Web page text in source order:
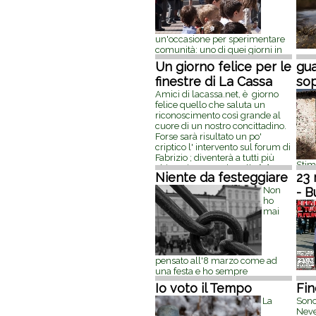
il[...]
un'occasione per sperimentare
comunità: uno di quei giorni in
cui ci si ritrova a festeggiare 'tra
le autorità civili e religiose', una
delle occasioni che dànno
senso al vivere in un piccolo
paese come La Cassa dove quasi
tutti si[...]27 aprile 2013, 15:20
un
un
[...]
Un giorno felice per le
finestre di La Cassa
Amici di lacassa.net, è giorno
felice quello che saluta un
riconoscimento così grande al
cuore di un nostro concittadino.
Forse sarà risultato un po'
criptico l' intervento sul forum di
Fabrizio ; diventerà a tutti più
chiaro riscoprendo nella[...]19
marzo 2013, 22:16
di
fin
miei
Niente da festeggiare
Non
ho
mai
pensato all'8 marzo come ad
una festa e ho sempre
scoraggiato tutti a regalarmi la
mimosa. Perdonatemi, ma non
la capisco proprio questa "festa".
Mi si dirà che devo vederla
23
-
Io voto il Tempo
La